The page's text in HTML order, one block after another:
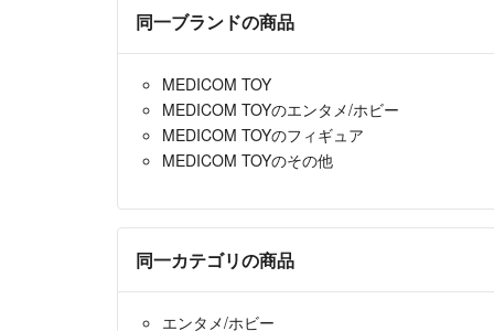
同一ブランドの商品
MEDICOM TOY
MEDICOM TOYのエンタメ/ホビー
MEDICOM TOYのフィギュア
MEDICOM TOYのその他
同一カテゴリの商品
エンタメ/ホビー